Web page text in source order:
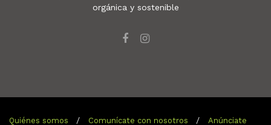
orgánica y sostenible
Quiénes somos Comunícate con nosotros Anúnciate